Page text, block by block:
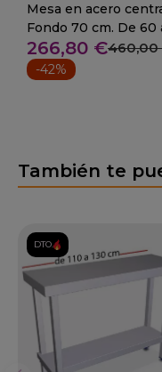
Mesa en acero
Fondo 70 cm. De 60
280 cm.
266,80 €460,00
-42%
También te
DTO.